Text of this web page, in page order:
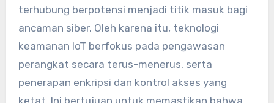
terhubung berpotensi menjadi titik masuk bagi
ancaman siber. Oleh karena itu, teknologi
keamanan IoT berfokus pada pengawasan
perangkat secara terus-menerus, serta
penerapan enkripsi dan kontrol akses yang
ketat. Ini bertujuan untuk memastikan bahwa